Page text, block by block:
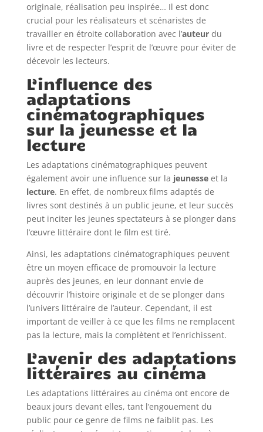
originale, réalisation peu inspirée… Il est donc
crucial pour les réalisateurs et scénaristes de
travailler en étroite collaboration avec l’auteurdu
livre et de respecter l’esprit de l’œuvre pour éviter de
décevoir les lecteurs.
L’influence des
adaptations
cinématographiques
sur la jeunesse et la
lecture
Les adaptations cinématographiques peuvent
également avoir une influence sur la jeunesseet la
lecture. En effet, de nombreux films adaptés de
livres sont destinés à un public jeune, et leur succès
peut inciter les jeunes spectateurs à se plonger dans
l’œuvre littéraire dont le film est tiré.
Ainsi, les adaptations cinématographiques peuvent
être un moyen efficace de promouvoir la lecture
auprès des jeunes, en leur donnant envie de
découvrir l’histoire originale et de se plonger dans
l’univers littéraire de l’auteur. Cependant, il est
important de veiller à ce que les films ne remplacent
pas la lecture, mais la complètent et l’enrichissent.
L’avenir des adaptations
littéraires au cinéma
Les adaptations littéraires au cinéma ont encore de
beaux jours devant elles, tant l’engouement du
public pour ce genre de films ne faiblit pas. Les